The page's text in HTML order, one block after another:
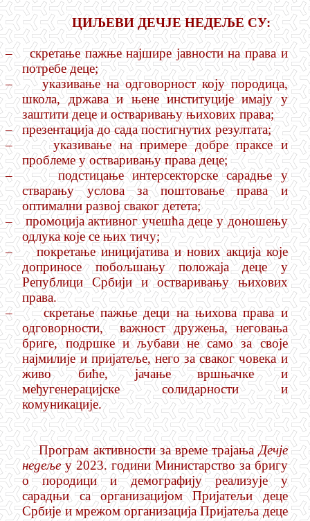
ЦИЉЕВИ ДЕЧЈЕ НЕДЕЉЕ СУ:
–
скретање пажње најшире јавности на права и
потребе деце;
–
указивање на одговорност коју породица,
школа, држава и њене институције имају у
заштити деце и остваривању њихових права;
–
презентација до сада постигнутих резултата;
–
указивање на примере добре праксе и
проблеме у остваривању права деце;
–
подстицање интерсекторске сарадње у
стварању услова за поштовање права и
оптимални развој сваког детета;
–
промоција активног учешћа деце у доношењу
одлука које се њих тичу;
–
покретање иницијатива и нових акција које
доприносе побољшању положаја деце у
Републици Србији и остваривању њихових
права.
–
скретање пажње деци на њихова права и
одговорности, важност дружења, неговања
бриге, подршке и љубави не само за своје
најмилије и пријатеље, него за сваког човeка и
живо биће, јачање вршњачке и
међугенерацијске солидарности и
комуникације.
Програм активности за време трајањаДечје
недељеу 2023. години Министарство за бригу
о породици и демографију реализује у
сарадњи са организацијом Пријатељи деце
Србије и мрежом организација Пријатеља деце